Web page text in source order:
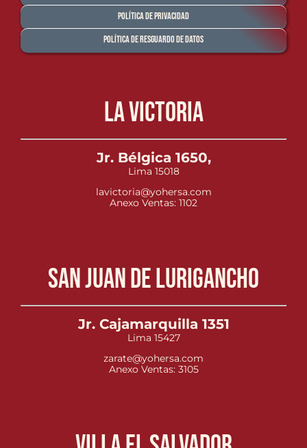
Política de Privacidad
Política de Resguardo de Datos
La Victoria
Jr. Bélgica 1650,
Lima 15018
lavictoria@yohersa.com
Anexo Ventas: 1102
San Juan de Lurigancho
Jr. Cajamarquilla 1351
Lima 15427
zarate@yohersa.com
Anexo Ventas: 3105